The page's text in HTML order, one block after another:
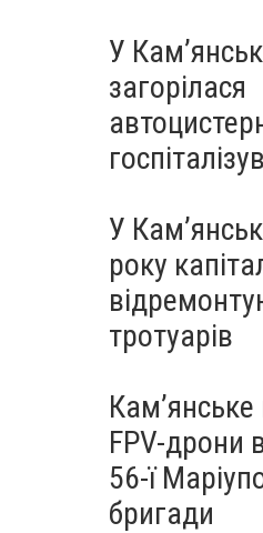
У
загорілася
У
року
тротуарів
FPV-дрони
56-ї
бригади